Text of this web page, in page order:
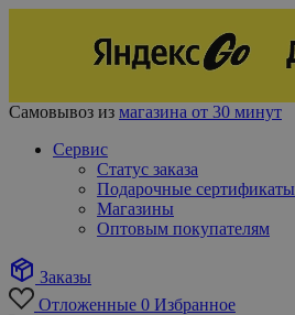
Самовывоз из магазина от 30 минут
Сервис
Статус заказа
Подарочные сертификаты
Магазины
Оптовым покупателям
Заказы
Отложенные 0 Избранное